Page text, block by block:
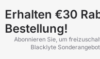
Erhalten €30
Bestellung!
Abonnieren Sie, um
Blacklyte